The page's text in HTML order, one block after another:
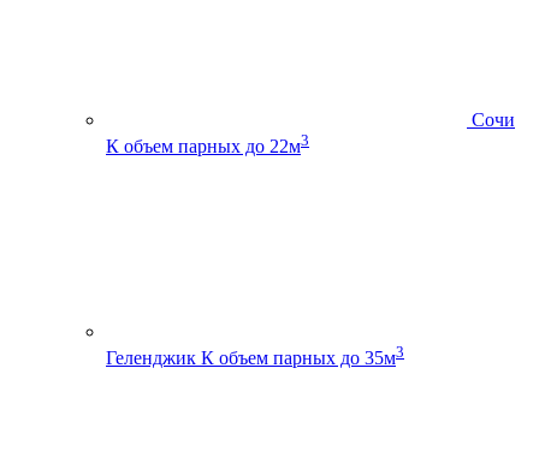
Сочи
К объем парных до 22м3
Геленджик К объем парных до 35м3